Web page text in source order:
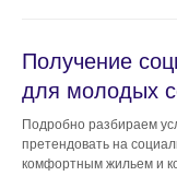
Получение
для молодых
Подробно разбираем
претендовать на
комфортным жильем и